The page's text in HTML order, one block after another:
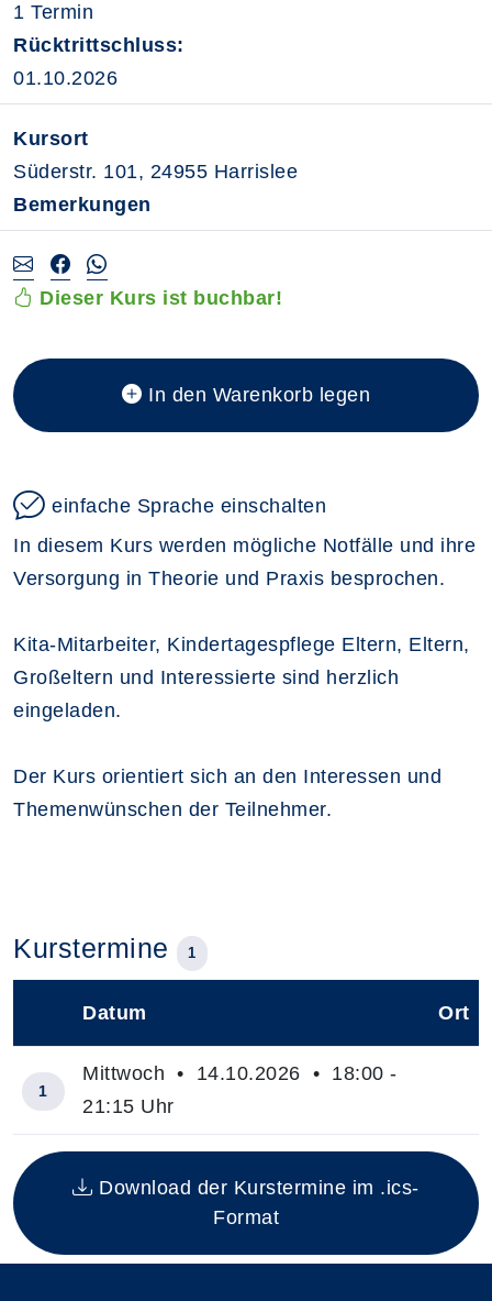
1 Termin
Rücktrittschluss:
01.10.2026
Kursort
Süderstr. 101, 24955 Harrislee
Bemerkungen
Dieser Kurs ist buchbar!
In den Warenkorb legen
einfache Sprache einschalten
In diesem Kurs werden mögliche Notfälle und ihre
Versorgung in Theorie und Praxis besprochen.
Kita-Mitarbeiter, Kindertagespflege Eltern, Eltern,
Großeltern und Interessierte sind herzlich
eingeladen.
Der Kurs orientiert sich an den Interessen und
Themenwünschen der Teilnehmer.
Kurstermine 1
Insgesamt gibt es 1 Termine zum diesen Kurs
Datum Ort
1
Mittwoch • 14.10.2026 • 18:00 -
21:15 Uhr
Download der Kurstermine im .ics-
Format